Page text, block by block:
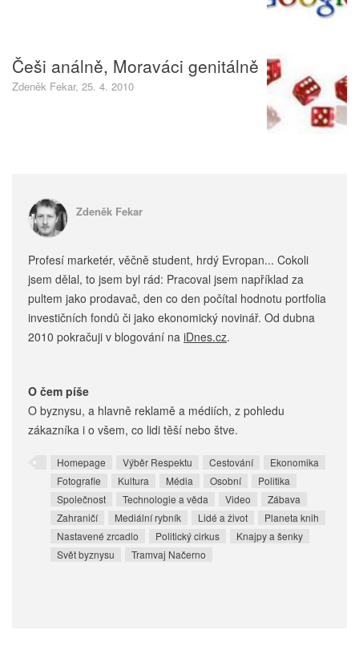
Češi análně, Moraváci genitálně
Zdeněk Fekar, 25. 4. 2010
Zdeněk Fekar
Profesí marketér, věčně student, hrdý Evropan... Cokoli
jsem dělal, to jsem byl rád: Pracoval jsem například za
pultem jako prodavač, den co den počítal hodnotu portfolia
investičních fondů či jako ekonomický novinář. Od dubna
2010 pokračuji v blogování na iDnes.cz.
O čem píše
O byznysu, a hlavně reklamě a médiích, z pohledu
zákazníka i o všem, co lidi těší nebo štve.
Homepage Výběr Respektu Cestování
Ekonomika
Fotografie
Kultura Média Osobní
Politika
Společnost
Technologie a věda Video
Zábava
Zahraničí
Mediální rybník Lidé a život
Planeta knih
Nastavené zrcadlo
Politický cirkus
Knajpy a šenky
Svět byznysu
Tramvaj Načerno